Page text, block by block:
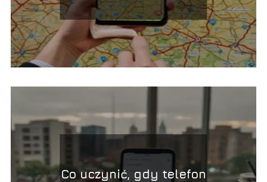
Co uczynić, gdy telefon